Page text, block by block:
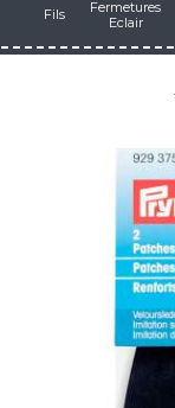
Fils
Fermetures
Eclair